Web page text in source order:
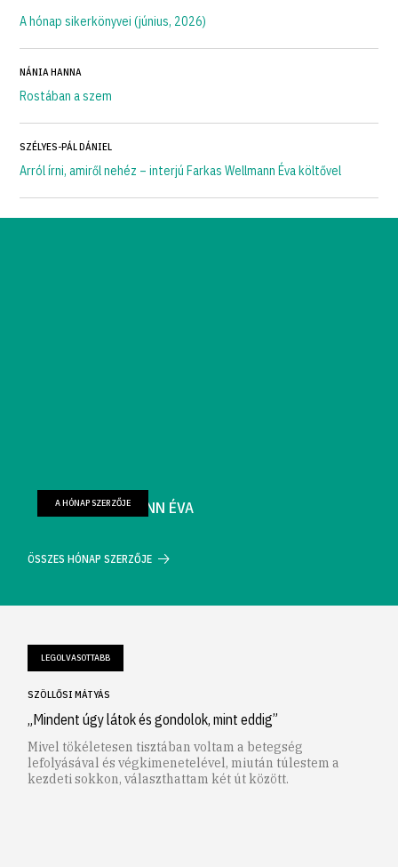
A hónap sikerkönyvei (június, 2026)
NÁNIA HANNA
Rostában a szem
SZÉLYES-PÁL DÁNIEL
Arról írni, amiről nehéz – interjú Farkas Wellmann Éva költővel
FARKAS WELLMANN ÉVA
A HÓNAP SZERZŐJE
ÖSSZES HÓNAP SZERZŐJE
LEGOLVASOTTABB
SZÖLLŐSI MÁTYÁS
„Mindent úgy látok és gondolok, mint eddig”
Mivel tökéletesen tisztában voltam a betegség
lefolyásával és végkimenetelével, miután túlestem a
kezdeti sokkon, választhattam két út között.